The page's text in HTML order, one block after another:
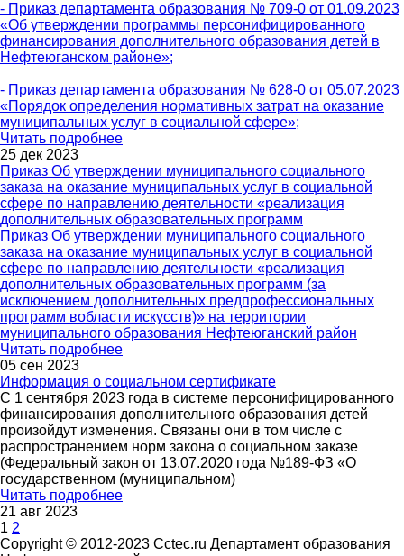
- Приказ департамента образования № 709-0 от 01.09.2023
«Об утверждении программы персонифицированного
финансирования дополнительного образования детей в
Нефтеюганском районе»;
- Приказ департамента образования № 628-0 от 05.07.2023
«Порядок определения нормативных затрат на оказание
муниципальных услуг в социальной сфере»;
Читать подробнее
25 дек 2023
Приказ Об утверждении муниципального социального
заказа на оказание муниципальных услуг в социальной
сфере по направлению деятельности «реализация
дополнительных образовательных программ
Приказ Об утверждении муниципального социального
заказа на оказание муниципальных услуг в социальной
сфере по направлению деятельности «реализация
дополнительных образовательных программ (за
исключением дополнительных предпрофессиональных
программ вобласти искусств)» на территории
муниципального образования Нефтеюганский район
Читать подробнее
05 сен 2023
Информация о социальном сертификате
С 1 сентября 2023 года в системе персонифицированного
финансирования дополнительного образования детей
произойдут изменения. Связаны они в том числе с
распространением норм закона о социальном заказе
(Федеральный закон от 13.07.2020 года №189-ФЗ «О
государственном (муниципальном)
Читать подробнее
21 авг 2023
1 2
Copyright © 2012-2023 Cctec.ru Департамент образования